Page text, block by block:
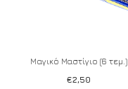
Μαγικό Μαστίγιο (6 τεμ.)
€2,50